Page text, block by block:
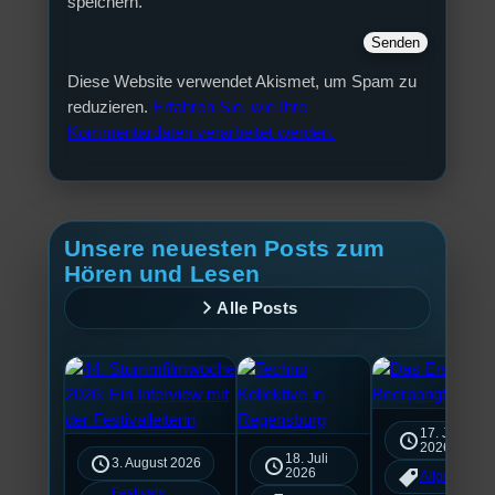
Diese Website verwendet Akismet, um Spam zu
reduzieren. Erfahren Sie, wie Ihre
Kommentardaten verarbeitet werden.
Unsere neuesten Posts zum
Hören und Lesen
Alle Posts
3. August 2026
18. Juli
2026
17. Juli
2026
Allgemein